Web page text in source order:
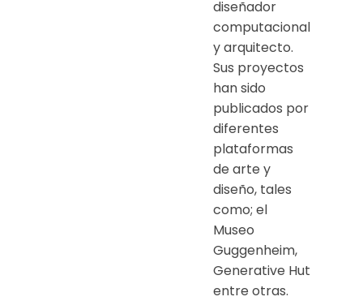
diseñador
computacional
y arquitecto.
Sus proyectos
han sido
publicados por
diferentes
plataformas
de arte y
diseño, tales
como; el
Museo
Guggenheim,
Generative Hut
entre otras.